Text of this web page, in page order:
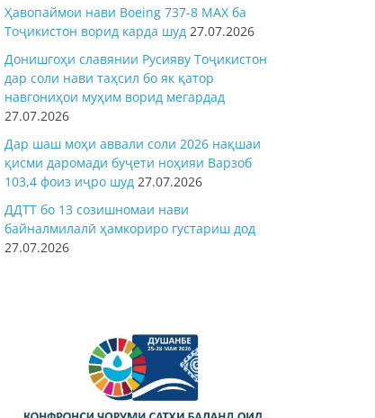
Ҳавопаймои нави Boeing 737-8 MAX ба
Тоҷикистон ворид карда шуд 27.07.2026
Донишгоҳи славянии Русияву Тоҷикистон
дар соли нави таҳсил бо як қатор
навгониҳои муҳим ворид мегардад
27.07.2026
Дар шаш моҳи аввали соли 2026 нақшаи
қисми даромади буҷети ноҳияи Варзоб
103,4 фоиз иҷро шуд 27.07.2026
ДДТТ бо 13 созишномаи нави
байналмилалӣ ҳамкориро густариш дод
27.07.2026